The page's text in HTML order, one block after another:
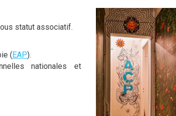
statut associatif.
(EAP).
nationales et